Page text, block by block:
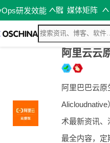
研发效能 媒体矩阵
阿里云云
阿里巴巴云原
术最新资讯、
最全内容，定